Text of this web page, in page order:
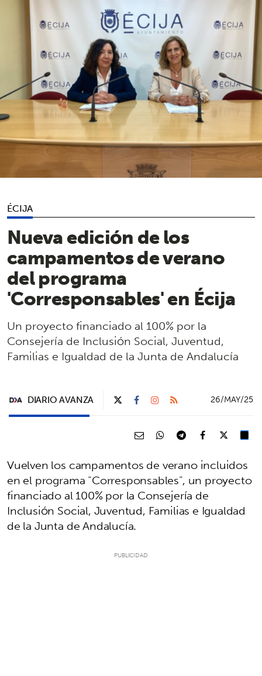
ÉCIJA
Nueva edición de los
campamentos de verano
del programa
'Corresponsables' en Écija
Un proyecto financiado al 100% por la
Consejería de Inclusión Social, Juventud,
Familias e Igualdad de la Junta de Andalucía
DIARIO AVANZA 26/MAY/25
Vuelven los campamentos de verano incluidos
en el programa “Corresponsables”, un proyecto
financiado al 100% por la Consejería de
Inclusión Social, Juventud, Familias e Igualdad
de la Junta de Andalucía.